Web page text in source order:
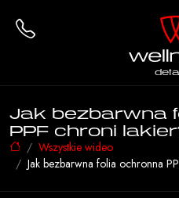
Jak bezbarwna
PPF chroni
Wszystkie wideo
Jak bezbarwna folia ochronna